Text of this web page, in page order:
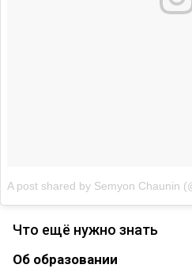
A post shared by Semyon Chaunin
Что ещё нужно знать
Об образовании